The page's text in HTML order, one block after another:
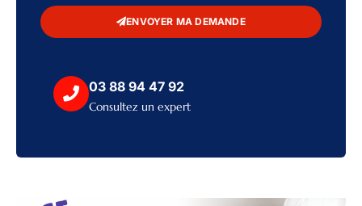
ENVOYER MA DEMANDE
03 88 94 47 92
Consultez un expert